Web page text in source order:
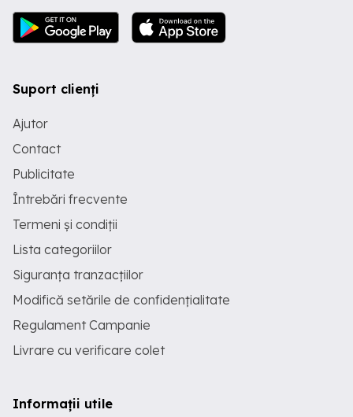
Suport clienți
Ajutor
Contact
Publicitate
Întrebări frecvente
Termeni și condiții
Lista categoriilor
Siguranța tranzacțiilor
Modifică setările de confidențialitate
Regulament Campanie
Livrare cu verificare colet
Informații utile